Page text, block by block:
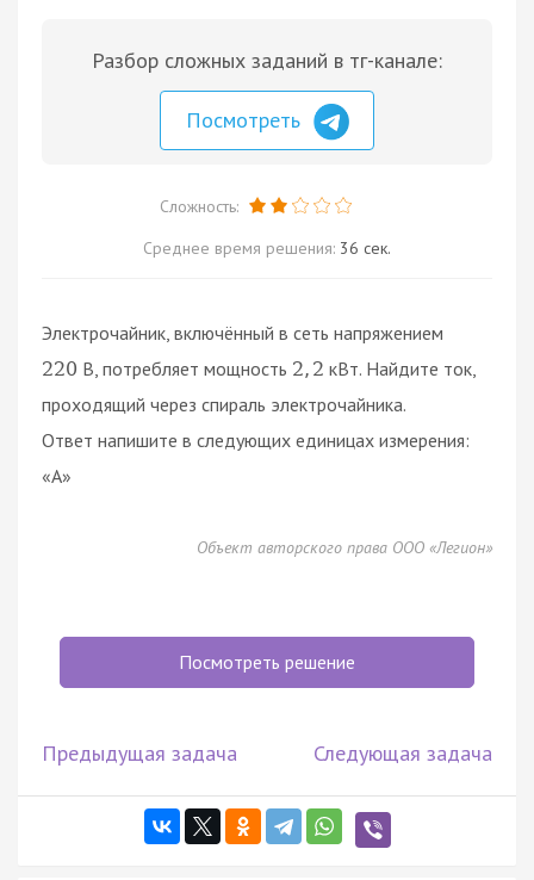
Разбор сложных заданий в тг-канале:
Посмотреть
Сложность:
Среднее время решения: 36 сек.
Электрочайник, включённый в сеть напряжением
220 В, потребляет мощность 2, 2 кВт. Найдите ток,
проходящий через спираль электрочайника.
Ответ напишите в следующих единицах измерения:
«A»
Объект авторского права ООО «Легион»
Посмотреть решение
Предыдущая задача Следующая задача